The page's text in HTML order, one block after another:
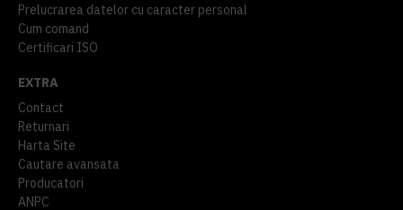
Prelucrarea datelor cu caracter personal
Cum comand
Certificari ISO
EXTRA
Contact
Returnari
Harta Site
Cautare avansata
Producatori
ANPC